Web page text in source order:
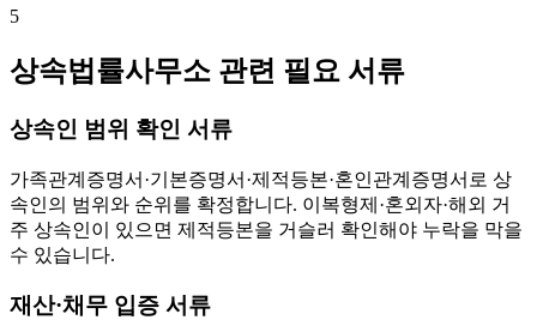
5
상속법률사무소 관련 필요 서류
상속인 범위 확인 서류
가족관계증명서·기본증명서·제적등본·혼인관계증명서로 상
속인의 범위와 순위를 확정합니다. 이복형제·혼외자·해외 거
주 상속인이 있으면 제적등본을 거슬러 확인해야 누락을 막을
수 있습니다.
재산·채무 입증 서류